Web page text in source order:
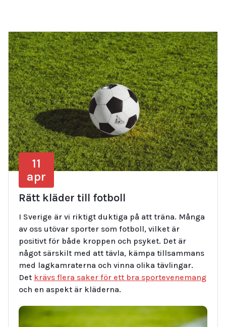
11
apr
Rätt kläder till fotboll
I Sverige är vi riktigt duktiga på att träna. Många
av oss utövar sporter som fotboll, vilket är
positivt för både kroppen och psyket. Det är
något särskilt med att tävla, kämpa tillsammans
med lagkamraterna och vinna olika tävlingar.
Det krävs flera saker för ett bra sportevenemang
och en aspekt är kläderna.